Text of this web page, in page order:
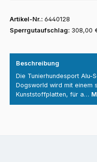
Artikel-Nr.: 6440128
Sperrgutaufschlag: 308,00
Beschreibung
Die Tunierhundesport Alu-
Dogsworld wird mit einem
Kunststoffplatten, für a…